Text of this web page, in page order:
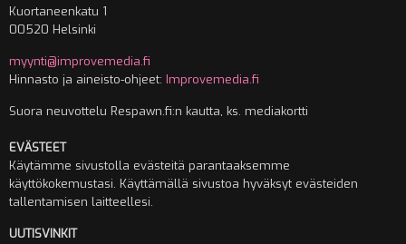
Kuortaneenkatu 1
00520 Helsinki
myynti@improvemedia.fi
Hinnasto ja aineisto-ohjeet: Improvemedia.fi
Suora neuvottelu Respawn.fi:n kautta, ks. mediakortti
EVÄSTEET
Käytämme sivustolla evästeitä parantaaksemme
käyttökokemustasi. Käyttämällä sivustoa hyväksyt evästeiden
tallentamisen laitteellesi.
UUTISVINKIT